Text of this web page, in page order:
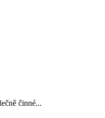
činné...